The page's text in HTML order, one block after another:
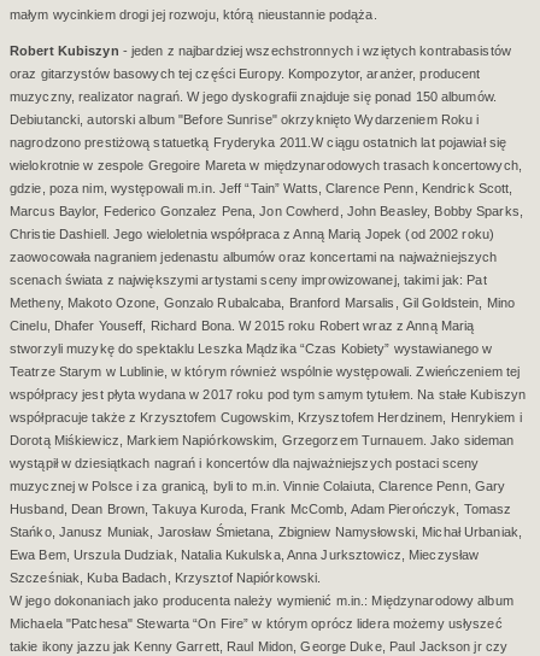
małym wycinkiem drogi jej rozwoju, którą nieustannie podąża.
Robert Kubiszyn - jeden z najbardziej wszechstronnych i wziętych kontrabasistów
oraz gitarzystów basowych tej części Europy. Kompozytor, aranżer, producent
muzyczny, realizator nagrań. W jego dyskografii znajduje się ponad 150 albumów.
Debiutancki, autorski album "Before Sunrise" okrzyknięto Wydarzeniem Roku i
nagrodzono prestiżową statuetką Fryderyka 2011.W ciągu ostatnich lat pojawiał się
wielokrotnie w zespole Gregoire Mareta w międzynarodowych trasach koncertowych,
gdzie, poza nim, występowali m.in. Jeff “Tain” Watts, Clarence Penn, Kendrick Scott,
Marcus Baylor, Federico Gonzalez Pena, Jon Cowherd, John Beasley, Bobby Sparks,
Christie Dashiell. Jego wieloletnia współpraca z Anną Marią Jopek (od 2002 roku)
zaowocowała nagraniem jedenastu albumów oraz koncertami na najważniejszych
scenach świata z największymi artystami sceny improwizowanej, takimi jak: Pat
Metheny, Makoto Ozone, Gonzalo Rubalcaba, Branford Marsalis, Gil Goldstein, Mino
Cinelu, Dhafer Youseff, Richard Bona. W 2015 roku Robert wraz z Anną Marią
stworzyli muzykę do spektaklu Leszka Mądzika “Czas Kobiety” wystawianego w
Teatrze Starym w Lublinie, w którym również wspólnie występowali. Zwieńczeniem tej
współpracy jest płyta wydana w 2017 roku pod tym samym tytułem. Na stałe Kubiszyn
współpracuje także z Krzysztofem Cugowskim, Krzysztofem Herdzinem, Henrykiem i
Dorotą Miśkiewicz, Markiem Napiórkowskim, Grzegorzem Turnauem. Jako sideman
wystąpił w dziesiątkach nagrań i koncertów dla najważniejszych postaci sceny
muzycznej w Polsce i za granicą, byli to m.in. Vinnie Colaiuta, Clarence Penn, Gary
Husband, Dean Brown, Takuya Kuroda, Frank McComb, Adam Pierończyk, Tomasz
Stańko, Janusz Muniak, Jarosław Śmietana, Zbigniew Namysłowski, Michał Urbaniak,
Ewa Bem, Urszula Dudziak, Natalia Kukulska, Anna Jurksztowicz, Mieczysław
Szcześniak, Kuba Badach, Krzysztof Napiórkowski.
W jego dokonaniach jako producenta należy wymienić m.in.: Międzynarodowy album
Michaela "Patchesa" Stewarta “On Fire” w którym oprócz lidera możemy usłyszeć
takie ikony jazzu jak Kenny Garrett, Raul Midon, George Duke, Paul Jackson jr czy